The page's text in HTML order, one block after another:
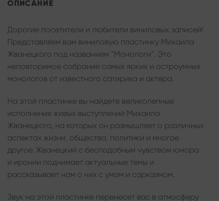
ОПИСАНИЕ
Дорогие посетители и любители виниловых записей!
Представляем вам виниловую пластинку Михаила
Жванецкого под названием “Монологи”. Это
неповторимое собрание самых ярких и остроумных
монологов от известного сатирика и актера.
На этой пластинке вы найдете великолепные
исполнения живых выступлений Михаила
Жванецкого, на которых он размышляет о различных
аспектах жизни, общества, политики и многое
другое. Жванецкий с бесподобным чувством юмора
и иронии поднимает актуальные темы и
рассказывает нам о них с умом и сарказмом.
Звук на этой пластинке перенесет вас в атмосферу